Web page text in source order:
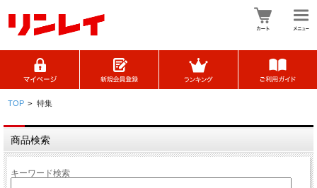
TOP > 特集
商品検索
キーワード検索